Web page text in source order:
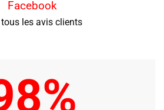
Facebook
les avis clients